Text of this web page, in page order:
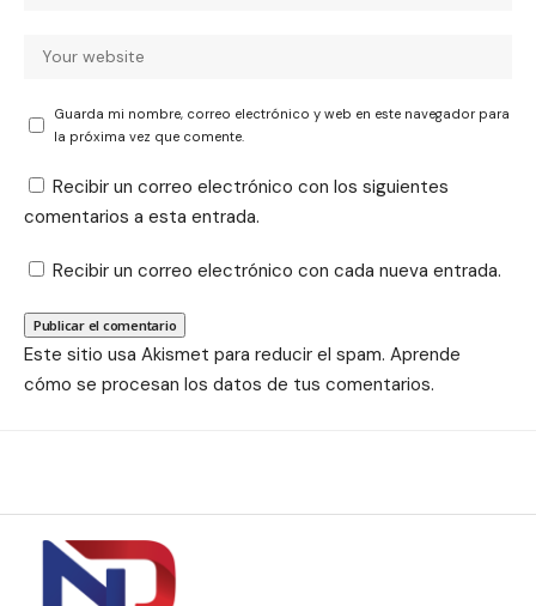
Guarda mi nombre, correo electrónico y web en este navegador para
la próxima vez que comente.
Recibir un correo electrónico con los siguientes
comentarios a esta entrada.
Recibir un correo electrónico con cada nueva entrada.
Este sitio usa Akismet para reducir el spam. Aprende
cómo se procesan los datos de tus comentarios.